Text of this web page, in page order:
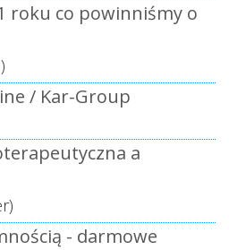
roku co powinniśmy o
/ Kar-Group
a
- darmowe